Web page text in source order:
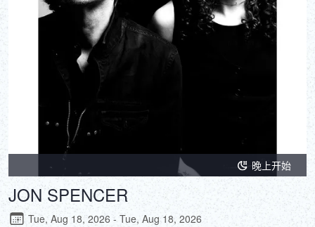
晚上开始
JON SPENCER
Tue, Aug 18, 2026 - Tue, Aug 18, 2026